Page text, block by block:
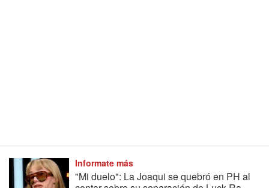
Informate más
"Mi duelo": La Joaqui se quebró en PH al